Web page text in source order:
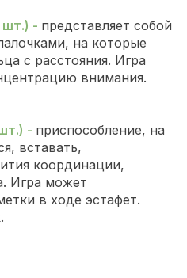
шт.) - представляет собой
на которые
с расстояния. Игра
внимания.
- приспособление, на
вставать,
координации,
Игра может
в ходе эстафет.